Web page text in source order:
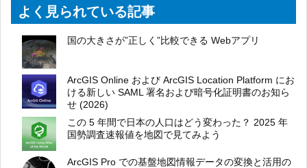
よく見られている記事
国の大きさが”正しく”比較できる Webアプリ
ArcGIS Online および ArcGIS Location Platform にお
ける新しい SAML 署名および暗号化証明書のお知ら
せ (2026)
この 5 年間で日本の人口はどう変わった？ 2025 年
国勢調査速報値を地図で見てみよう
ArcGIS Pro での基盤地図情報データの変換と活用の